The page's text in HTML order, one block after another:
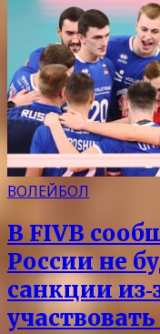
ВОЛЕЙБОЛ
В FIVB
России не
санкции